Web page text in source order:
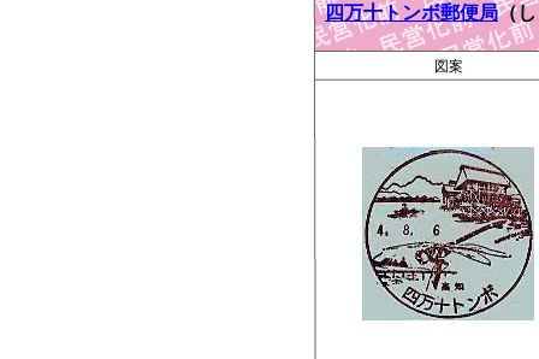
四万十トンボ郵便局（
図案